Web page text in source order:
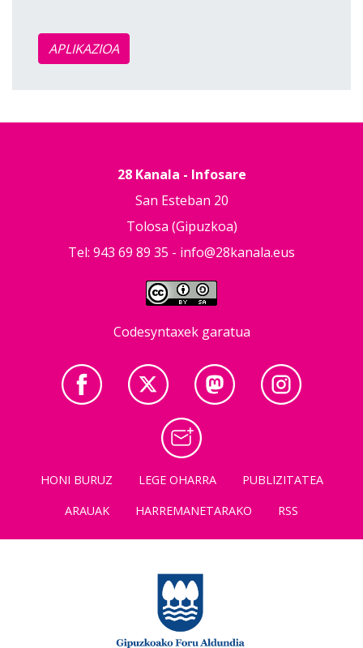
APLIKAZIOA
28 Kanala - Infosare
San Esteban 20
Tolosa (Gipuzkoa)
Tel: 943 69 89 35 - info@28kanala.eus
Codesyntaxek garatua
HONI BURUZ LEGE OHARRA
PUBLIZITATEA
ARAUAK
HARREMANETARAKO RSS